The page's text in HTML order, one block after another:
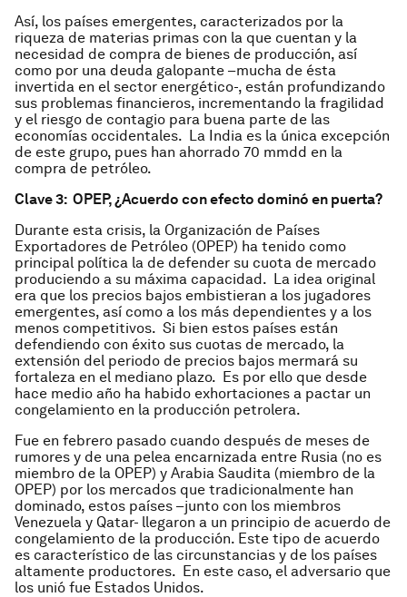
Así, los países emergentes, caracterizados por la
riqueza de materias primas con la que cuentan y la
necesidad de compra de bienes de producción, así
como por una deuda galopante –mucha de ésta
invertida en el sector energético-, están profundizando
sus problemas financieros, incrementando la fragilidad
y el riesgo de contagio para buena parte de las
economías occidentales. La India es la única excepción
de este grupo, pues han ahorrado 70 mmdd en la
compra de petróleo.
Clave 3: OPEP, ¿Acuerdo con efecto dominó en puerta?
Durante esta crisis, la Organización de Países
Exportadores de Petróleo (OPEP) ha tenido como
principal política la de defender su cuota de mercado
produciendo a su máxima capacidad. La idea original
era que los precios bajos embistieran a los jugadores
emergentes, así como a los más dependientes y a los
menos competitivos. Si bien estos países están
defendiendo con éxito sus cuotas de mercado, la
extensión del periodo de precios bajos mermará su
fortaleza en el mediano plazo. Es por ello que desde
hace medio año ha habido exhortaciones a pactar un
congelamiento en la producción petrolera.
Fue en febrero pasado cuando después de meses de
rumores y de una pelea encarnizada entre Rusia (no es
miembro de la OPEP) y Arabia Saudita (miembro de la
OPEP) por los mercados que tradicionalmente han
dominado, estos países –junto con los miembros
Venezuela y Qatar- llegaron a un principio de acuerdo de
congelamiento de la producción. Este tipo de acuerdo
es característico de las circunstancias y de los países
altamente productores. En este caso, el adversario que
los unió fue Estados Unidos.